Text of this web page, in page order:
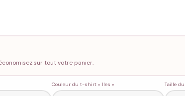
sur tout votre panier.
Couleur du t-shirt « lles » Taille